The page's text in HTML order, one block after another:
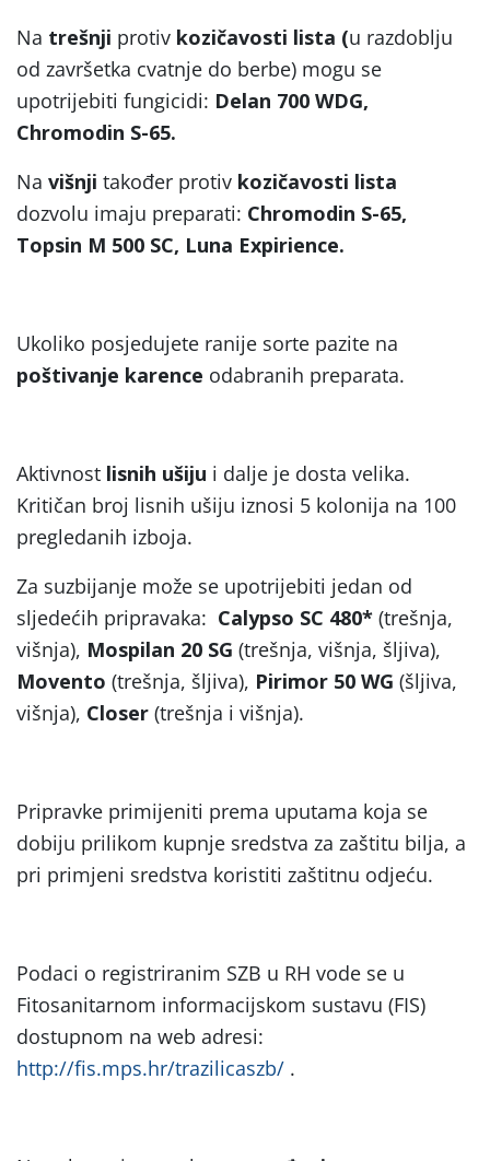
Na trešnji protiv kozičavosti lista (u razdoblju
od završetka cvatnje do berbe) mogu se
upotrijebiti fungicidi: Delan 700 WDG,
Chromodin S-65.
Na višnji također protiv kozičavosti lista
dozvolu imaju preparati: Chromodin S-65,
Topsin M 500 SC, Luna Expirience.
Ukoliko posjedujete ranije sorte pazite na
poštivanje karence odabranih preparata.
Aktivnost lisnih ušiju i dalje je dosta velika.
Kritičan broj lisnih ušiju iznosi 5 kolonija na 100
pregledanih izboja.
Za suzbijanje može se upotrijebiti jedan od
sljedećih pripravaka: Calypso SC 480* (trešnja,
višnja), Mospilan 20 SG (trešnja, višnja, šljiva),
Movento (trešnja, šljiva), Pirimor 50 WG (šljiva,
višnja), Closer (trešnja i višnja).
Pripravke primijeniti prema uputama koja se
dobiju prilikom kupnje sredstva za zaštitu bilja, a
pri primjeni sredstva koristiti zaštitnu odjeću.
Podaci o registriranim SZB u RH vode se u
Fitosanitarnom informacijskom sustavu (FIS)
dostupnom na web adresi:
http://fis.mps.hr/trazilicaszb/ .